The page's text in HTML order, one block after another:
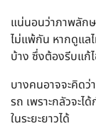
แน่นอนว่าภาพลัก
ไม่แพ้กัน หากดูแล
บ้าง ซึ่งต้องรีบแก้
บางคนอาจจะคิด
รถ เพราะกลัวจะ
ในระยะยาวได้